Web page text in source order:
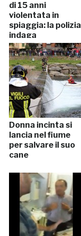
di 15 anni
violentata in
spiaggia: la polizia
indaga
Donna incinta si
lancia nel fiume
per salvare il suo
cane